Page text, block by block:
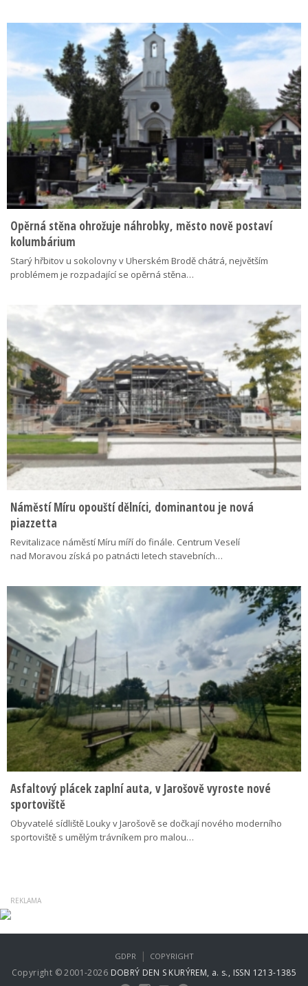
Opěrná stěna ohrožuje náhrobky, město nově postaví
kolumbárium
Starý hřbitov u sokolovny v Uherském Brodě chátrá, největším
problémem je rozpadající se opěrná stěna…
Náměstí Míru opouští dělníci, dominantou je nová
piazzetta
Revitalizace náměstí Míru míří do finále. Centrum Veselí
nad Moravou získá po patnácti letech stavebních…
Asfaltový plácek zaplní auta, v Jarošově vyroste nové
sportoviště
Obyvatelé sídliště Louky v Jarošově se dočkají nového moderního
sportoviště s umělým trávníkem pro malou…
Copyright © 2001-2026 DOBRÝ DEN S KURÝREM, a. s., ISSN 1213-1385
GDPR | COPYRIGHT